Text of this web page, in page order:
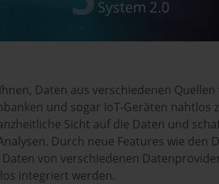
Daten aus verschiedenen Quellen
und sogar IoT-Geräten nahtlos
Sicht auf die Daten und
Durch neue Features wie den
von verschiedenen
integriert werden.